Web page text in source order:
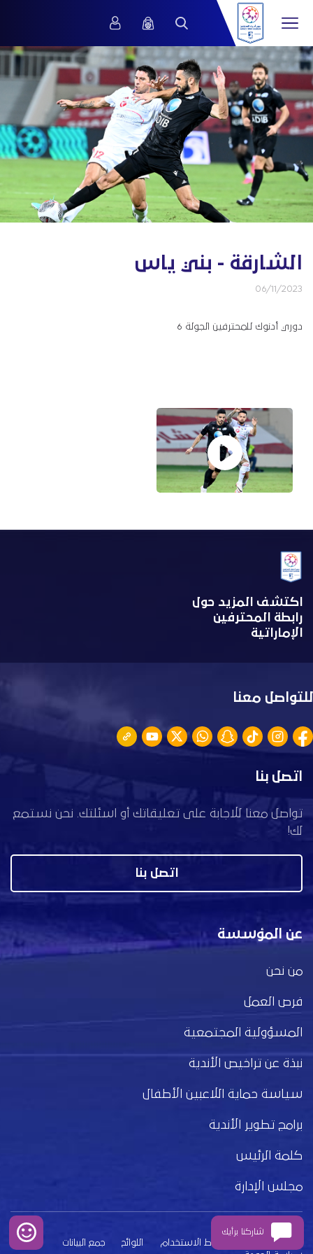
الشارقة - بني ياس
06/11/2023
دوري أدنوك للمحترفين الجولة 6
اكتشف المزيد حول
رابطة المحترفين
الإماراتية
للتواصل معنا
اتصل بنا
تواصل معنا للاجابة على تعليقاتك أو اسئلتك. نحن نستمع
لك!
اتصل بنا
عن المؤسسة
من نحن
فرص العمل
المسؤولية المجتمعية
نبذة عن تراخيص الأندية
سياسة حماية اللاعبين الأطفال
برامج تطوير الأندية
كلمة الرئيس
مجلس الإدارة
بيان الخصوصية شروط الاستخدام اللوائح
جمع البيانات
شاركنا برأيك